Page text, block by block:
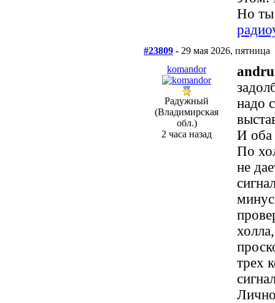
Но ты
#23809 - 29 мая 2026, пятница
komandor
Радужный
(Владимирская
обл.)
2 часа назад
надо
И оба
По
не
трех